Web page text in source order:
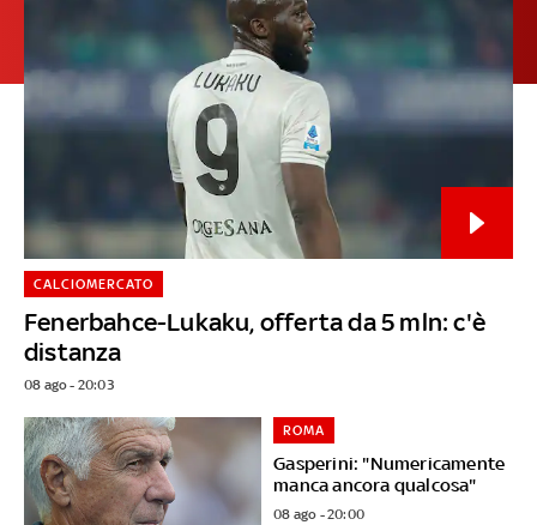
Fenerbahce-Lukaku, offerta da 5 mln: c'è
distanza
CALCIOMERCATO
08 ago - 20:03
Gasperini: "Numericamente
manca ancora qualcosa"
ROMA
08 ago - 20:00